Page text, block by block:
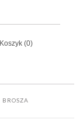
Koszyk (0)
BROSZA